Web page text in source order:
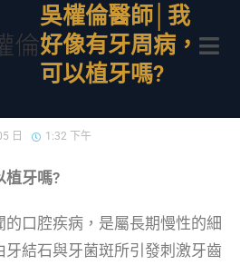
吳權倫醫師│我
好像有牙周病，
可以植牙嗎?
日 1:32 下午
植牙嗎?
口腔疾病，是屬長期慢性的細
結石與牙菌斑所引發刺激牙齒